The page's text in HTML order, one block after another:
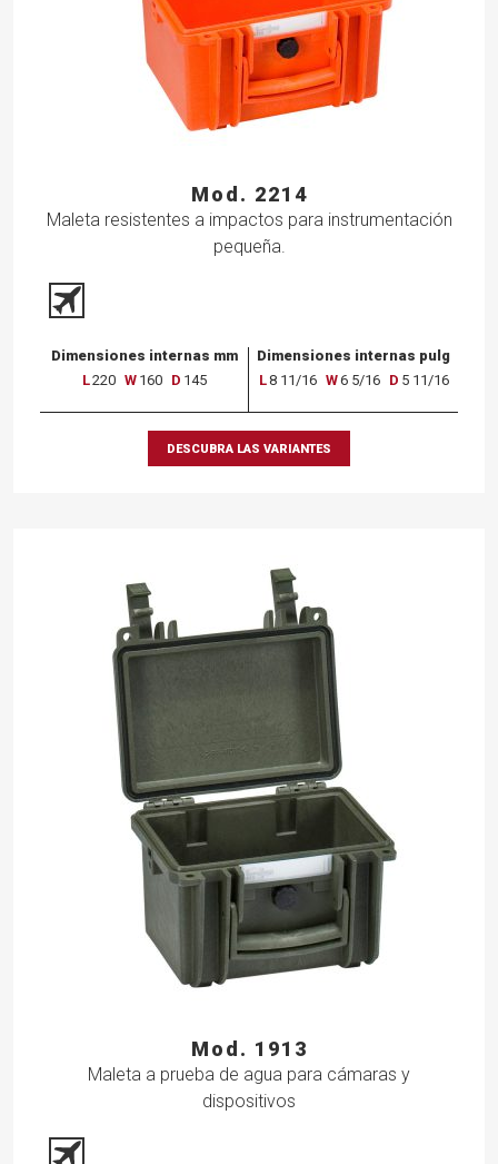
Mod. 2214
Maleta resistentes a impactos para instrumentación
pequeña.
Dimensiones internas mm
L220 W 160 D 145
Dimensiones internas pulg
L8 11/16 W6 5/16 D 5 11/16
DESCUBRA LAS VARIANTES
Mod. 1913
Maleta a prueba de agua para cámaras y
dispositivos